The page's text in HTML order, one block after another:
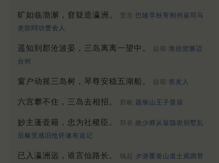
旷如临渤澥，窅疑造瀛洲。 贾至 巴陵早秋寄荆州崔司马
吏部閰功曹舍人
遥知到郡沧波晏，三岛离离一望中。 赵嘏 淮信贺滕迈
台州
窗户动摇三岛树，琴尊安稳五湖船。 赵嘏 答友人
六宫攀不住，三岛去相招。 郑畋 题缑山王子晋庙
妙主蓬壶籍，忠为社稷臣。 郑谷 故少师从翁隐岩别墅乱
后榛芜感旧怆怀遂有追记
已入瀛洲远，谁言仙路长。 钱起 夕游覆釜山道士观因登